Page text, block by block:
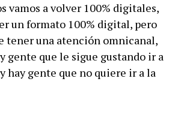
vamos a volver 100% digitales,
un formato 100% digital, pero
tener una atención omnicanal,
gente que le sigue gustando ir a
hay gente que no quiere ir a la